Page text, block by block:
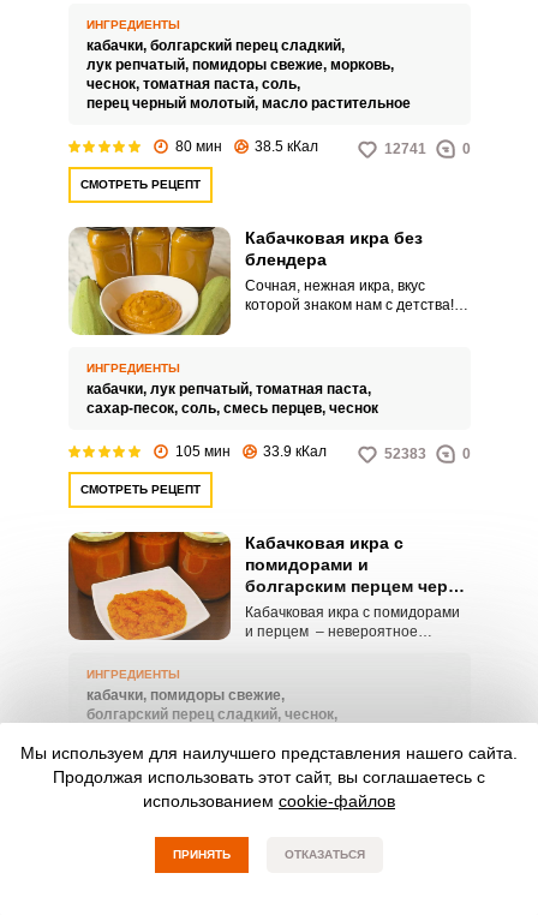
можно заготовить в банках и
наслаждаться ее ароматом всю
зиму!
ИНГРЕДИЕНТЫ
кабачки, болгарский перец сладкий,
лук репчатый, помидоры свежие, морковь,
чеснок, томатная паста, соль,
перец черный молотый, масло растительное
80 мин 38.5 кКал 12741 0
СМОТРЕТЬ РЕЦЕПТ
Кабачковая икра без
блендера
Сочная, нежная икра, вкус
которой знаком нам с детства!
приготовить дома. И не беда,
если у вас нет блендера,
мясорубка отлично справиться с
икру однородной и мягкой.
ИНГРЕДИЕНТЫ
кабачки, лук репчатый, томатная паста,
сахар-песок, соль, смесь перцев, чеснок
105 мин 33.9 кКал 52383 0
СМОТРЕТЬ РЕЦЕПТ
Кабачковая икра с
помидорами и
болгарским перцем через
мясорубку
Кабачковая икра с помидорами
и перцем – невероятное
блюд с кабачковой икрой
превращаются в настоящий
шедевр! Это идеальное
решение для легких перекусов и
быстрых закусок! Гости будут
приятно удивлены!
ИНГРЕДИЕНТЫ
кабачки, помидоры свежие,
болгарский перец сладкий, чеснок,
перец черный молотый
50 мин 42.8 кКал 46521
Мы используем для наилучшего представления нашего сайта.
Продолжая использовать этот сайт, вы соглашаетесь с
использованием cookie-файлов
ПРИНЯТЬ ОТКАЗАТЬСЯ